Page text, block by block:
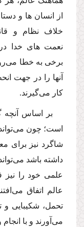
از انسان ها و
خلاف نظام و
نعمت هاى خدا
برخى به خطا
آنها را در جهت
كار مى‌گیرند.
بر اساس آنچه
است؛ چون
شاگرد نیز براى
داشته باشد
علمى خود را نیز
عالم اتفاق
تحمل، شكیبایى و
مى‌آورند و با